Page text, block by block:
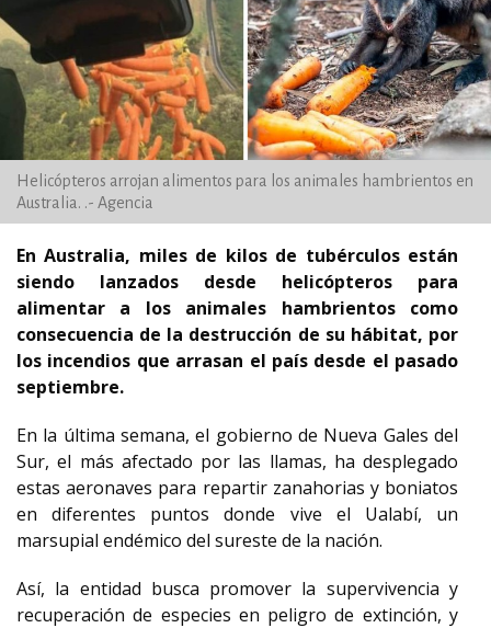
Helicópteros arrojan alimentos para los animales hambrientos en
Australia. .- Agencia
En Australia, miles de kilos de tubérculos están
siendo lanzados desde helicópteros para
alimentar a los animales hambrientos como
consecuencia de la destrucción de su hábitat, por
los incendios que arrasan el país desde el pasado
septiembre.
En la última semana, el gobierno de Nueva Gales del
Sur, el más afectado por las llamas, ha desplegado
estas aeronaves para repartir zanahorias y boniatos
en diferentes puntos donde vive el Ualabí, un
marsupial endémico del sureste de la nación.
Así, la entidad busca promover la supervivencia y
recuperación de especies en peligro de extinción, y